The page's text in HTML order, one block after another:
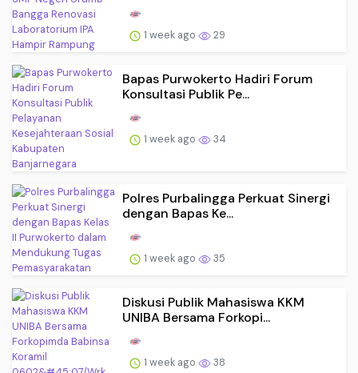
1 week ago 29
Bapas Purwokerto Hadiri Forum
Konsultasi Publik Pe...
1 week ago 34
Polres Purbalingga Perkuat Sinergi
dengan Bapas Ke...
1 week ago 35
Diskusi Publik Mahasiswa KKM
UNIBA Bersama Forkopi...
1 week ago 38